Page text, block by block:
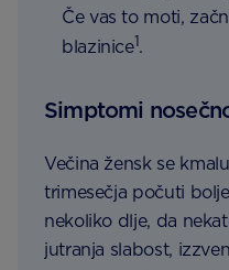
Če vas to moti,
blazinice1.
Simptomi
Večina žensk se
trimesečja počuti
nekoliko dlje, da
jutranja slabost,